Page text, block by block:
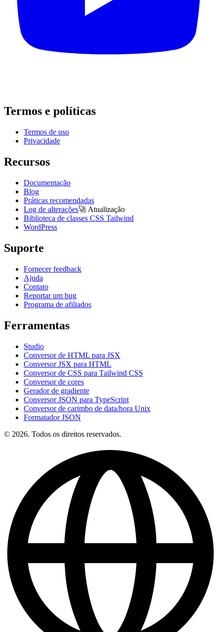
Termos e políticas
Termos de uso
Privacidade
Recursos
Documentação
Blog
Práticas recomendadas
Log de alterações🚀 Atualização
Biblioteca de classes CSS Tailwind
WordPress
Suporte
Fornecer feedback
Ajuda
Contato
Reportar um bug
Programa de afiliados
Ferramentas
Studio
Conversor de HTML para JSX
Conversor JSX para HTML
Conversor de CSS para Tailwind CSS
Conversor de cores
Gerador de gradiente
Conversor JSON para TypeScript
Conversor de carimbo de data/hora Unix
Formatador JSON
© 2026. Todos os direitos reservados.